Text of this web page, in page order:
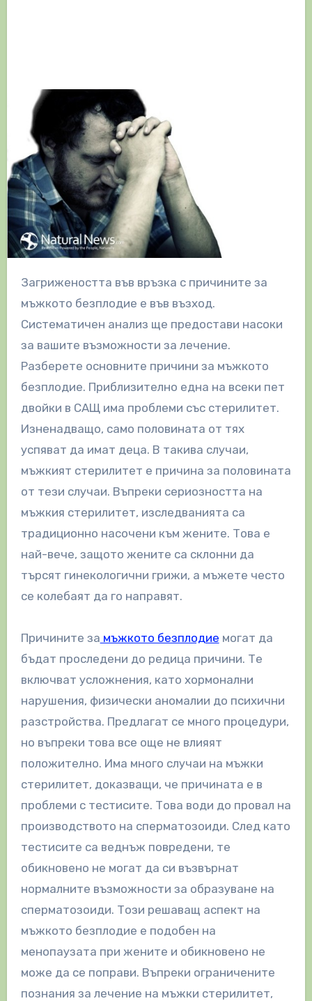
Загрижеността във връзка с причините за
мъжкото безплодие е във възход.
Систематичен анализ ще предостави насоки
за вашите възможности за лечение.
Разберете основните причини за мъжкото
безплодие. Приблизително една на всеки пет
двойки в САЩ има проблеми със стерилитет.
Изненадващо, само половината от тях
успяват да имат деца. В такива случаи,
мъжкият стерилитет е причина за половината
от тези случаи. Въпреки сериозността на
мъжкия стерилитет, изследванията са
традиционно насочени към жените. Това е
най-вече, защото жените са склонни да
търсят гинекологични грижи, а мъжете често
се колебаят да го направят.
Причините за мъжкото безплодие могат да
бъдат проследени до редица причини. Те
включват усложнения, като хормонални
нарушения, физически аномалии до психични
разстройства. Предлагат се много процедури,
но въпреки това все още не влияят
положително. Има много случаи на мъжки
стерилитет, доказващи, че причината е в
проблеми с тестисите. Това води до провал на
производството на сперматозоиди. След като
тестисите са веднъж повредени, те
обикновено не могат да си възвърнат
нормалните възможности за образуване на
сперматозоиди. Този решаващ аспект на
мъжкото безплодие е подобен на
менопаузата при жените и обикновено не
може да се поправи. Въпреки ограничените
познания за лечение на мъжки стерилитет,